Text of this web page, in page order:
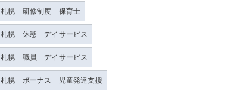
札幌 研修制度 保育士
札幌 休憩 デイサービス
札幌 職員 デイサービス
札幌 ボーナス 児童発達支援